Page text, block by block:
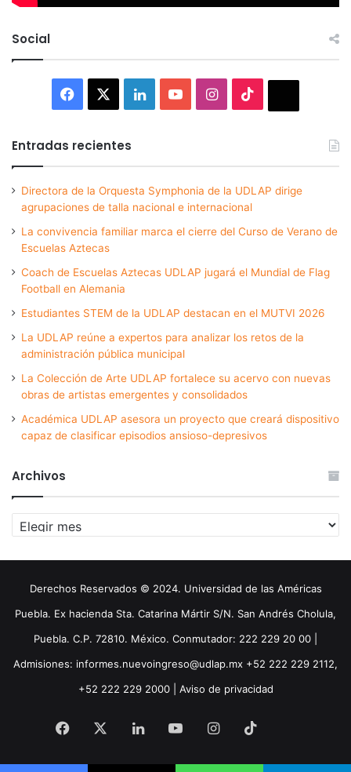
Social
Facebook LinkedInYouTubeInstagram
Entradas recientes
Directora de la Orquesta Symphonia de la UDLAP dirige
agrupaciones de talla nacional e internacional
La convivencia familiar marca el cierre del Curso de Verano de
Escuelas Aztecas
Coach de Escuelas Aztecas UDLAP jugará el Mundial de Flag
Football en Alemania
Estudiantes STEM de la UDLAP destacan en el MUTVI 2026
La UDLAP reúne a expertos para analizar los retos de la
administración pública municipal
La Colección de Arte UDLAP fortalece su acervo con nuevas
obras de artistas emergentes y consolidados
Académica UDLAP asesora un proyecto que creará dispositivo
capaz de clasificar episodios ansioso-depresivos
Archivos
Archivos
Derechos Reservados © 2024. Universidad de las Américas
Puebla. Ex hacienda Sta. Catarina Mártir S/N. San Andrés Cholula,
Puebla. C.P. 72810. México. Conmutador: 222 229 20 00 |
Admisiones: informes.nuevoingreso@udlap.mx +52 222 229 2112,
+52 222 229 2000 | Aviso de privacidad
Facebook LinkedInYouTubeInstagram